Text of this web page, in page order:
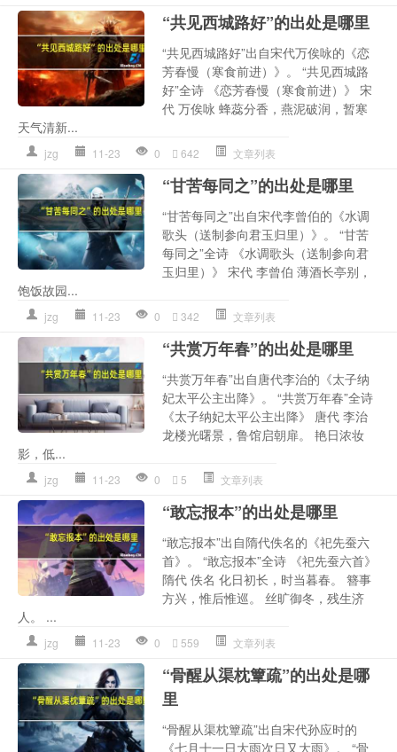
“共见西城路好”的出处是哪里
“共见西城路好”出自宋代万俟咏的《恋
芳春慢（寒食前进）》。 “共见西城路
好”全诗 《恋芳春慢（寒食前进）》 宋
代 万俟咏 蜂蕊分香，燕泥破润，暂寒
天气清新...
jzg 11-23 0 642 文章列表
“甘苦每同之”的出处是哪里
“甘苦每同之”出自宋代李曾伯的《水调
歌头（送制参向君玉归里）》。 “甘苦
每同之”全诗 《水调歌头（送制参向君
玉归里）》 宋代 李曾伯 薄酒长亭别，
饱饭故园...
jzg 11-23 0 342 文章列表
“共赏万年春”的出处是哪里
“共赏万年春”出自唐代李治的《太子纳
妃太平公主出降》。 “共赏万年春”全诗
《太子纳妃太平公主出降》 唐代 李治
龙楼光曙景，鲁馆启朝扉。 艳日浓妆
影，低...
jzg 11-23 0 5 文章列表
“敢忘报本”的出处是哪里
“敢忘报本”出自隋代佚名的《祀先蚕六
首》。 “敢忘报本”全诗 《祀先蚕六首》
隋代 佚名 化日初长，时当暮春。 簪事
方兴，惟后惟巡。 丝旷御冬，残生济
人。 ...
jzg 11-23 0 559 文章列表
“骨醒从渠枕簟疏”的出处是哪
里
“骨醒从渠枕簟疏”出自宋代孙应时的
《七月十一日大雨次日又大雨》。 “骨